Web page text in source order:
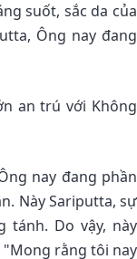
suốt, sắc da của
Ông nay đang
an trú với Không
nay đang phần
Này Sariputta, sự
Do vậy, này
rằng tôi nay